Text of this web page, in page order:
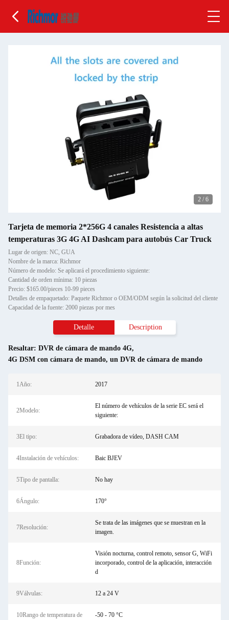
2 / 6
Tarjeta de memoria 2*256G 4 canales Resistencia a altas
temperaturas 3G 4G AI Dashcam para autobús Car Truck
Lugar de origen: NC, GUA
Nombre de la marca: Richmor
Número de modelo: Se aplicará el procedimiento siguiente:
Cantidad de orden mínima: 10 piezas
Precio: $165.00/pieces 10-99 pieces
Detalles de empaquetado: Paquete Richmor o OEM/ODM según la solicitud del cliente
Capacidad de la fuente: 2000 piezas por mes
Detalle Description
Resaltar: DVR de cámara de mando 4G,
4G DSM con cámara de mando, un DVR de cámara de mando
1Año: 2017
2Modelo:
El número de vehículos de la serie EC será el
siguiente:
3El tipo: Grabadora de vídeo, DASH CAM
4Instalación de vehículos: Baic BJEV
5Tipo de pantalla: No hay
6Ángulo: 170°
7Resolución:
Se trata de las imágenes que se muestran en la
imagen.
8Función:
Visión nocturna, control remoto, sensor G, WiFi
incorporado, control de la aplicación, interacción
d
9Válvulas: 12 a 24 V
10Rango de temperatura de
-50 - 70 °C